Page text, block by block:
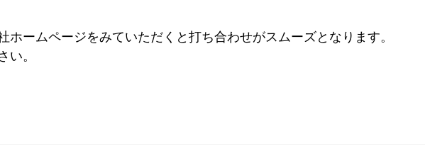
ホームページをみていただくと打ち合わせがスムーズとなります。
。